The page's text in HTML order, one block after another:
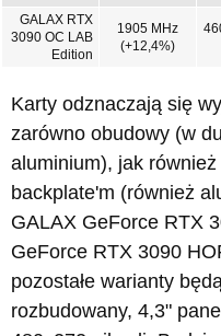
GALAX RTX
3090 OC LAB
Edition
1905 MHz
(+12,4%)
Karty odznaczają się
zarówno obudowy (w
aluminium), jak również
backplate'm (również
GALAX GeForce RTX
GeForce RTX 3090
pozostałe warianty
rozbudowany, 4,3"